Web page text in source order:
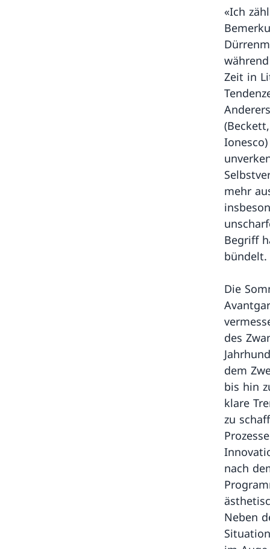
«Ich
Zeit in
mehr
Begriff
bündelt.
Die
des
dem
bis hin
klare
zu
nach
Neben